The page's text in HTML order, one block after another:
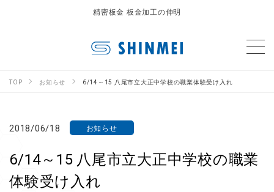
精密板金 板金加工の伸明
TOP お知らせ 6/14～15 八尾市立大正中学校の職業体験受け入れ
2018/06/18 お知らせ
6/14～15 八尾市立大正中学校の職業
体験受け入れ